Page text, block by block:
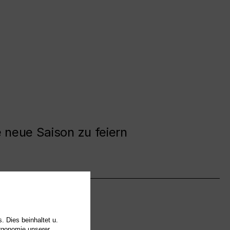
Saison zu feiern
Dies beinhaltet u.